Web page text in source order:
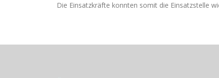
Die Einsatzkräfte konnten somit die Einsatzstelle